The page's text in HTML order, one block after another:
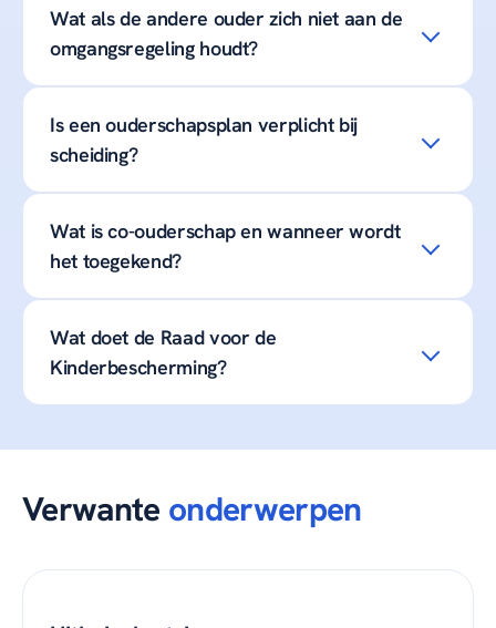
Wat als de andere ouder zich niet aan de
omgangsregeling houdt?
Is een ouderschapsplan verplicht bij
scheiding?
Wat is co-ouderschap en wanneer wordt
het toegekend?
Wat doet de Raad voor de
Kinderbescherming?
Verwante onderwerpen